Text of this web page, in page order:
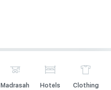
Madrasah Hotels
Clothing